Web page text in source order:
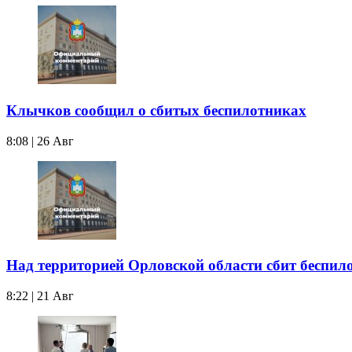
Клычков сообщил о сбитых беспилотниках
8:08 | 26 Авг
Над территорией Орловской области сбит
8:22 | 21 Авг